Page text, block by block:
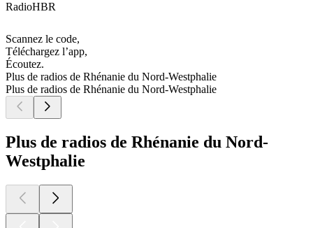
RadioHBR
Scannez le code,
Téléchargez l’app,
Écoutez.
Plus de radios de Rhénanie du Nord-Westphalie
Plus de radios de Rhénanie du Nord-Westphalie
Plus de radios de Rhénanie du Nord-
Westphalie